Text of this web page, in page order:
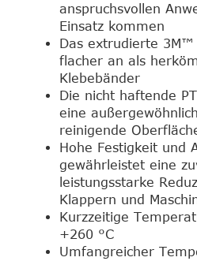
anspruchsvollen
Einsatz kommen
Das extrudierte 3M™
flacher an als
Klebebänder
Die nicht haftende
eine
reinigende
Hohe Festigkeit und
gewährleistet eine
leistungsstarke
Klappern und
Kurzzeitige
+260 °C
Umfangreicher